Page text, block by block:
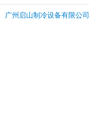
广州启山制冷设备有限公司